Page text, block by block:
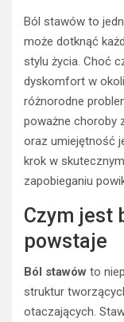
Ból stawów to
może dotknąć
stylu życia. Choć
dyskomfort w
różnorodne
poważne choroby
oraz umiejętność
krok w
zapobieganiu
Czym jest
powstaje
Ból stawów to
struktur
otaczających.